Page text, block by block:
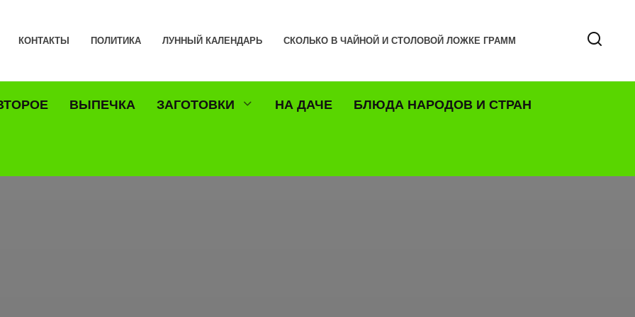
КОНТАКТЫ ПОЛИТИКА ЛУННЫЙ КАЛЕНДАРЬ СКОЛЬКО В ЧАЙНОЙ И СТОЛОВОЙ ЛОЖКЕ ГРАММ
ВЫПЕЧКА ЗАГОТОВКИ НА ДАЧЕ БЛЮДА НАРОДОВ И СТРАН